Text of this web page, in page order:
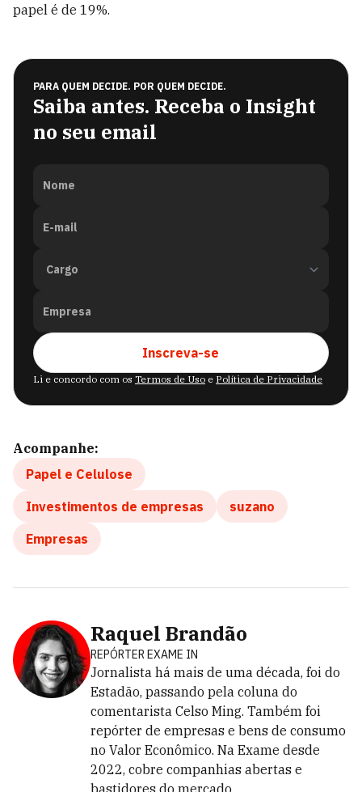
papel é de 19%.
PARA QUEM DECIDE. POR QUEM DECIDE.
Saiba antes. Receba o Insight
no seu email
Nome
E-mail
Empresa
Inscreva-se
Li e concordo com os Termos de Uso e Política de Privacidade
Acompanhe:
Papel e Celulose
Investimentos de empresas
suzano
Empresas
Raquel Brandão
REPÓRTER EXAME IN
Jornalista há mais de uma década, foi do
Estadão, passando pela coluna do
comentarista Celso Ming. Também foi
repórter de empresas e bens de consumo
no Valor Econômico. Na Exame desde
2022, cobre companhias abertas e